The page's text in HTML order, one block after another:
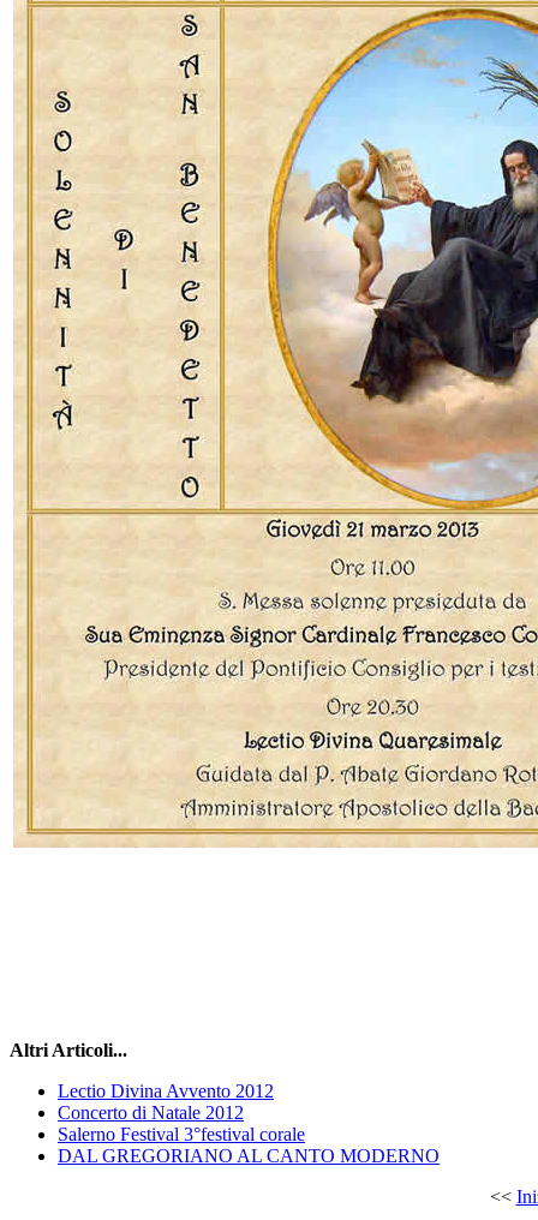
Altri Articoli...
Lectio Divina Avvento 2012
Concerto di Natale 2012
Salerno Festival 3°festival corale
DAL GREGORIANO AL CANTO MODERNO
<<